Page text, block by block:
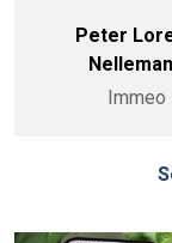
Peter
Immeo